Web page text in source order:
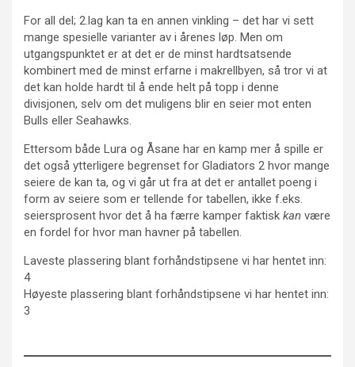
For all del; 2.lag kan ta en annen vinkling – det har vi sett
mange spesielle varianter av i årenes løp. Men om
utgangspunktet er at det er de minst hardtsatsende
kombinert med de minst erfarne i makrellbyen, så tror vi at
det kan holde hardt til å ende helt på topp i denne
divisjonen, selv om det muligens blir en seier mot enten
Bulls eller Seahawks.
Ettersom både Lura og Åsane har en kamp mer å spille er
det også ytterligere begrenset for Gladiators 2 hvor mange
seiere de kan ta, og vi går ut fra at det er antallet poeng i
form av seiere som er tellende for tabellen, ikke f.eks.
seiersprosent hvor det å ha færre kamper faktisk kan være
en fordel for hvor man havner på tabellen.
Laveste plassering blant forhåndstipsene vi har hentet inn:
4
Høyeste plassering blant forhåndstipsene vi har hentet inn:
3